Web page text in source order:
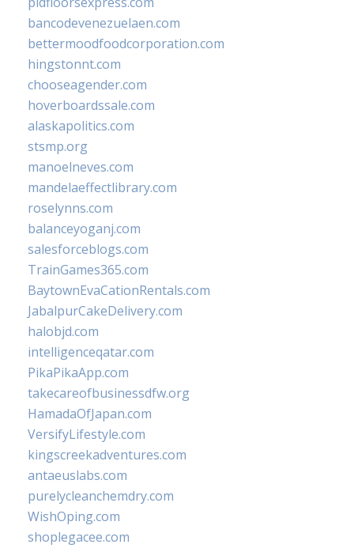
bancodevenezuelaen.com
bettermoodfoodcorporation.com
hingstonnt.com
chooseagender.com
hoverboardssale.com
alaskapolitics.com
stsmp.org
manoelneves.com
mandelaeffectlibrary.com
roselynns.com
balanceyoganj.com
salesforceblogs.com
TrainGames365.com
BaytownEvaCationRentals.com
JabalpurCakeDelivery.com
halobjd.com
intelligenceqatar.com
PikaPikaApp.com
takecareofbusinessdfw.org
HamadaOfJapan.com
VersifyLifestyle.com
kingscreekadventures.com
antaeuslabs.com
purelycleanchemdry.com
WishOping.com
shoplegacee.com